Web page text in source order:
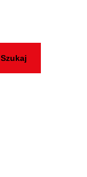
Szukaj